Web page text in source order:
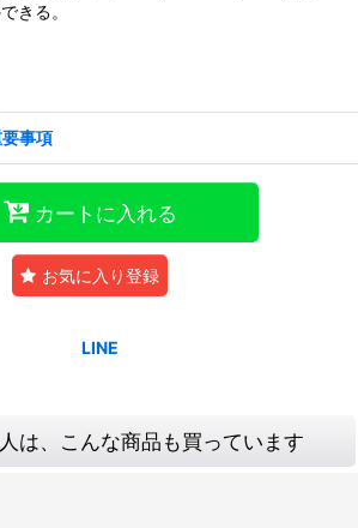
きる。
事項
カートに入れる
お気に入り登録
は、こんな商品も買っています